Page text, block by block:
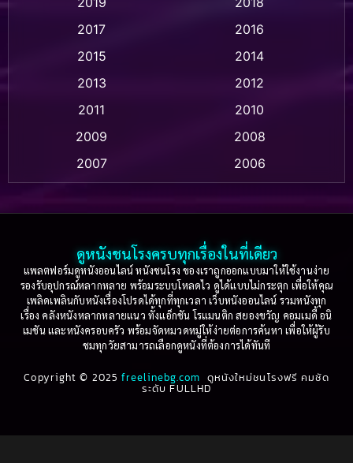
Animation แอนิเมชัน (1)
Based on a True Story เรื่องจริง(73)
Based on Novel(16)
Betrayal(1)
Biography(3)
2017
2016
2015
2014
2013
2012
2011
2010
2009
2008
2007
2006
2003
2002
2001
2000
1999
1998
1997
1996
1995
1994
1993
1992
1991
1990
ดูหนังชนโรงครบทุกเรื่องในที่เดียว
แพลตฟอร์มดูหนังออนไลน์ หนังชนโรง ของเราถูกออกแบบมาให้ใช้งานง่าย
รองรับอุปกรณ์หลากหลาย พร้อมระบบโหลดไว ดูได้แบบไม่กระตุก เพื่อให้คุณ
เพลิดเพลินกับหนังเรื่องโปรดได้ทุกที่ทุกเวลา เว็บหนังออนไลน์ รวมหนังทุก
เรื่อง คลังหนังหลากหลายแนว ทั้งแอ็กชัน โรแมนติก สยองขวัญ คอมเมดี้ อนิ
เมชัน และหนังครอบครัว พร้อมจัดหมวดหมู่ให้ง่ายต่อการค้นหา เพื่อให้ผู้รับ
ชมทุกวัยสามารถเลือกดูหนังที่ต้องการได้ทันที
Copyright © 2025freelinebg.com ดูหนังใหม่ชนโรงฟรี คมชัด
ระดับ FULLHD